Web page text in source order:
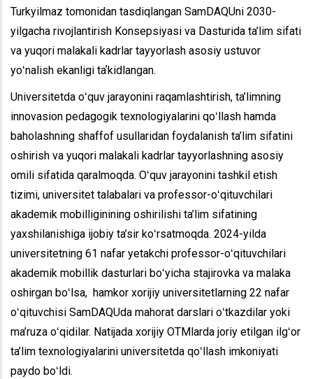
Turkyilmaz tomonidan tasdiqlangan SamDAQUni 2030-
yilgacha rivojlantirish Konsepsiyasi va Dasturida ta’lim sifati
va yuqori malakali kadrlar tayyorlash asosiy ustuvor
yoʻnalish ekanligi taʼkidlangan.
Universitetda oʻquv jarayonini raqamlashtirish, ta’limning
innovasion pedagogik texnologiyalarini qoʻllash hamda
baholashning shaffof usullaridan foydalanish ta’lim sifatini
oshirish va yuqori malakali kadrlar tayyorlashning asosiy
omili sifatida qaralmoqda. Oʻquv jarayonini tashkil etish
tizimi, universitet talabalari va professor-oʻqituvchilari
akademik mobilliginining oshirilishi ta’lim sifatining
yaxshilanishiga ijobiy ta’sir koʻrsatmoqda. 2024-yilda
universitetning 61 nafar yetakchi professor-oʻqituvchilari
akademik mobillik dasturlari boʻyicha stajirovka va malaka
oshirgan boʻlsa, hamkor xorijiy universitetlarning 22 nafar
oʻqituvchisi SamDAQUda mahorat darslari oʻtkazdilar yoki
ma’ruza oʻqidilar. Natijada xorijiy OTMlarda joriy etilgan ilgʻor
ta’lim texnologiyalarini universitetda qoʻllash imkoniyati
paydo boʻldi.